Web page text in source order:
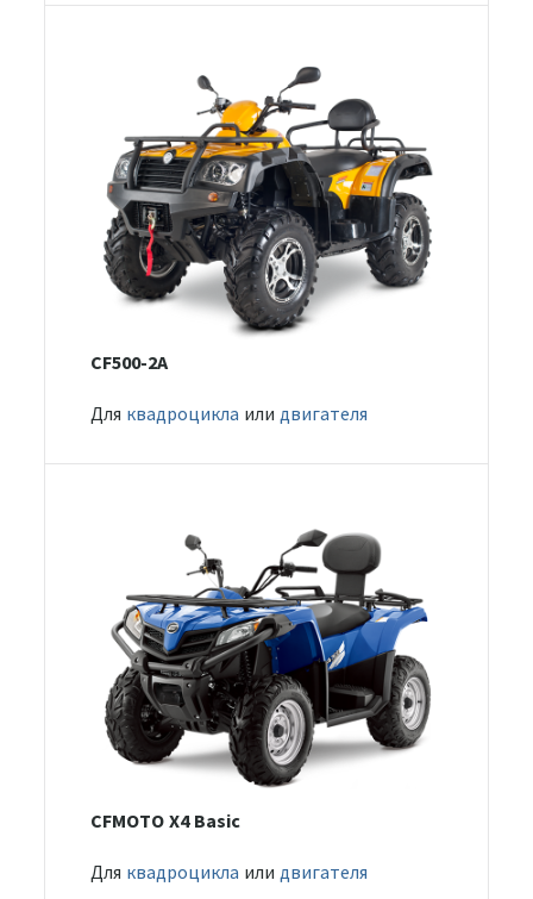
CF500-2A
Для квадроцикла или двигателя
CFMOTO X4 Basic
Для квадроцикла или двигателя